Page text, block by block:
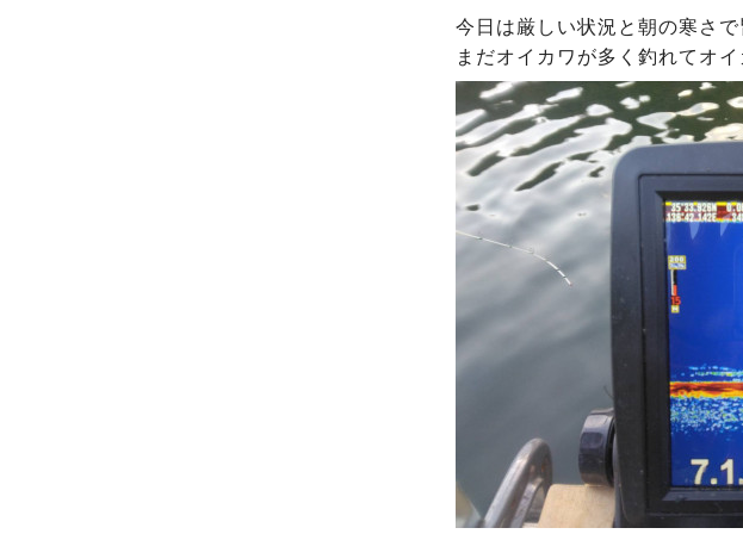
今日は厳しい状況と朝の寒さ
まだオイカワが多く釣れてオ